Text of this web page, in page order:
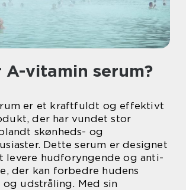
A-vitamin serum?
er et kraftfuldt og effektivt
der har vundet stor
skønheds- og
Dette serum er designet
levere hudforyngende og anti-
der kan forbedre hudens
og udstråling. Med sin